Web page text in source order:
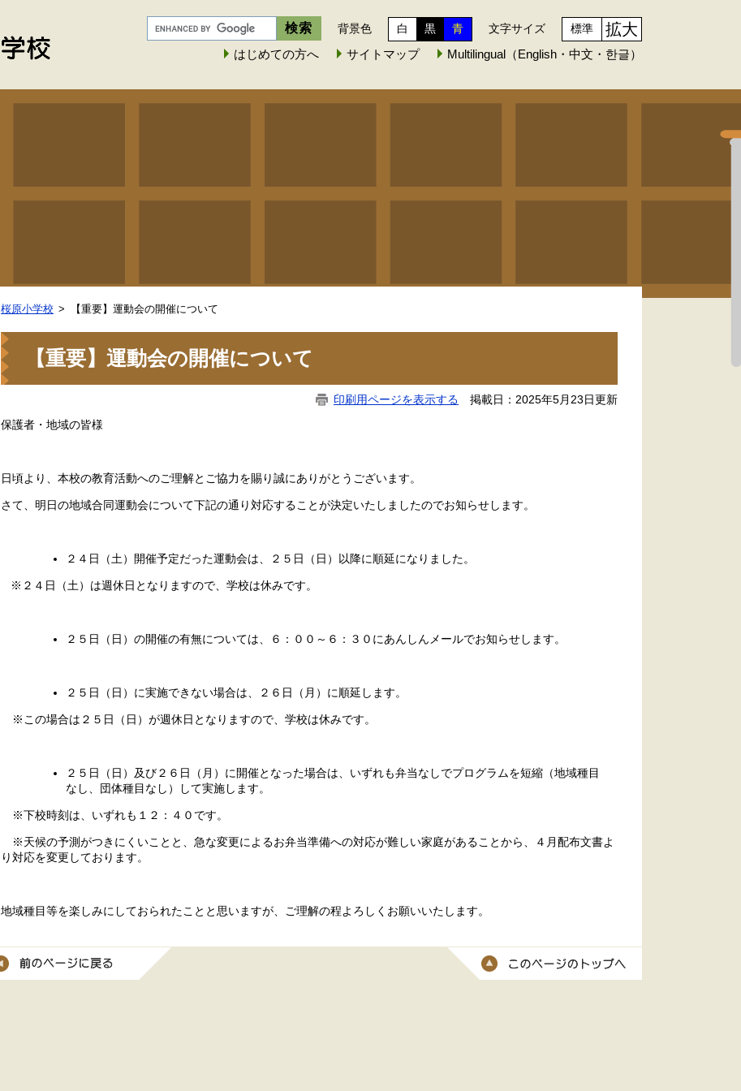
背景色 白 黒 青 文字サイズ 標準 拡大
はじめての方へ サイトマップ Multilingual（English・中文・한글）
桜原小学校 【重要】運動会の開催について
【重要】運動会の開催について
印刷用ページを表示する 掲載日：2025年5月23日更新
保護者・地域の皆様
日頃より、本校の教育活動へのご理解とご協力を賜り誠にありがとうございます。
さて、明日の地域合同運動会について下記の通り対応することが決定いたしましたのでお知らせします。
２４日（土）開催予定だった運動会は、２５日（日）以降に順延になりました。
※２４日（土）は週休日となりますので、学校は休みです。
２５日（日）の開催の有無については、６：００～６：３０にあんしんメールでお知らせします。
２５日（日）に実施できない場合は、２６日（月）に順延します。
※この場合は２５日（日）が週休日となりますので、学校は休みです。
２５日（日）及び２６日（月）に開催となった場合は、いずれも弁当なしでプログラムを短縮（地域種目
なし、団体種目なし）して実施します。
※下校時刻は、いずれも１２：４０です。
※天候の予測がつきにくいことと、急な変更によるお弁当準備への対応が難しい家庭があることから、４月配布文書よ
り対応を変更しております。
地域種目等を楽しみにしておられたことと思いますが、ご理解の程よろしくお願いいたします。